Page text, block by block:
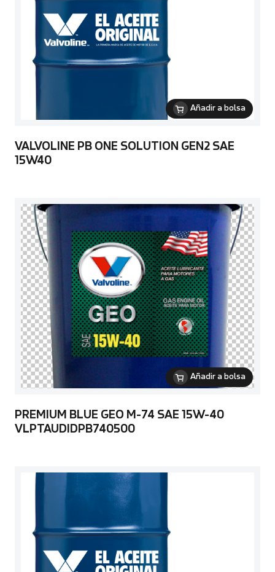
Añadir a bolsa
VALVOLINE PB ONE SOLUTION GEN2 SAE
15W40
Añadir a bolsa
PREMIUM BLUE GEO M-74 SAE 15W-40
VLPTAUDIDPB740500